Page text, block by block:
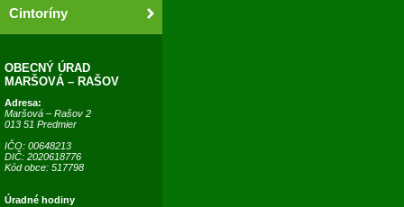
Cintoríny
OBECNÝ ÚRAD
MARŠOVÁ – RAŠOV
Adresa:
Maršová – Rašov 2
013 51 Predmier
IČO: 00648213
DIČ: 2020618776
Kód obce: 517798
Úradné hodiny